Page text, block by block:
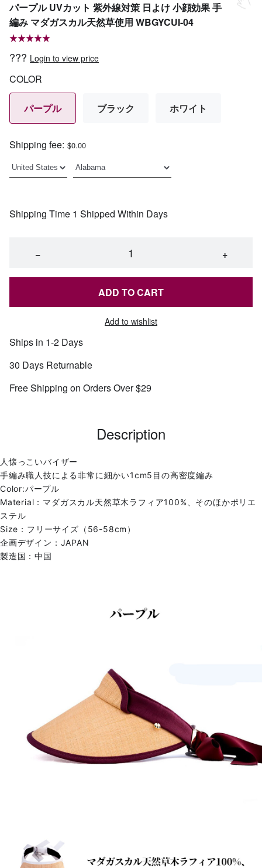
パープル UVカット 紫外線対策 日よけ 小顔効果 手
編み マダガスカル天然草使用 WBGYCUI-04
??? Login to view price
COLOR
パープル ブラック ホワイト
Shipping fee: $0.00
Shipping Time 1 Shipped Within Days
− +
ADD TO CART
Add to wishlist
Ships in 1-2 Days
30 Days Returnable
Free Shipping on Orders Over $29
Description
人懐っこいバイザー
手編み職人技による非常に細かい1cm5目の高密度編み
Color:パープル
Material：マダガスカル天然草木ラフィア100%、そのほかポリエ
ステル
Size：フリーサイズ（56-58cm）
企画デザイン：JAPAN
製造国：中国